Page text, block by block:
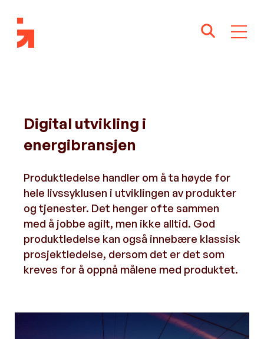
Digital utvikling i
energibransjen
Produktledelse handler om å ta høyde for
hele livssyklusen i utviklingen av produkter
og tjenester. Det henger ofte sammen
med å jobbe agilt, men ikke alltid. God
produktledelse kan også innebære klassisk
prosjektledelse, dersom det er det som
kreves for å oppnå målene med produktet.